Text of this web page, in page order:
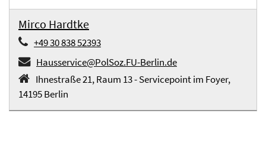
Mirco Hardtke
+49 30 838 52393
Hausservice@PolSoz.FU-Berlin.de
Ihnestraße 21, Raum 13 - Servicepoint im Foyer,
14195 Berlin